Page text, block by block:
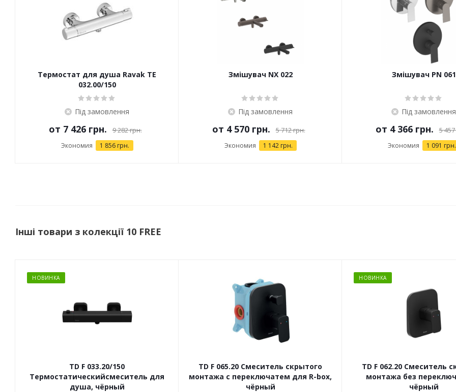
Термостат для душа Ravak TE
032.00/150
Під замовлення
от 7 426 грн. 9 282 грн.
Экономия 1 856 грн.
Змішувач NX 022
Під замовлення
от 4 570 грн. 5 712 грн.
Экономия 1 142 грн.
Змішувач PN 061
Під замовлення
от 4 366 грн. 5
Экономия 1 091 грн.
Інші товари з колекції 10 FREE
НОВИНКА
TD F 033.20/150
Термостатическийсмеситель для
душа, чёрный
TD F 065.20 Смеситель скрытого
монтажа с переключатем для R-box,
чёрный
НОВИНКА
TD F 062.20 Смеситель
монтажа без
чёрный